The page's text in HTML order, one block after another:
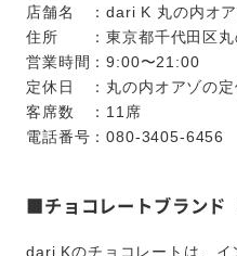
店舗名 ：dari K 丸の内オ
住所 ：東京都千代田区丸
営業時間：9:00〜21:00
定休日 ：丸の内オアゾの定
客席数 ：11席
電話番号：080-3405-6456
■チョコレートブランド
dari Kのチョコレートは、イ